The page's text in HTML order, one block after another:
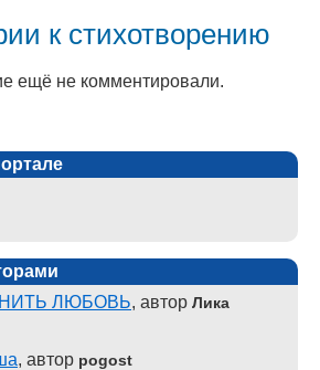
к стихотворению
ещё не комментировали.
ЛЮБОВЬ, автор Лика
, автор pogost